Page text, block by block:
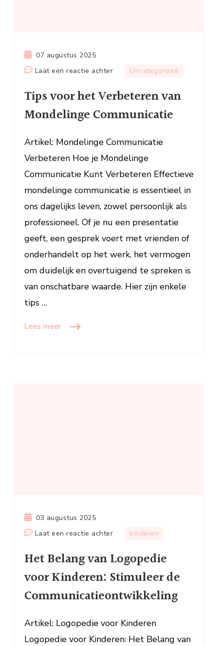
07 augustus 2025
Laat een reactie achterop
voor
Verbeteren
Mondelinge
Communicatie
Uncategorized
Tips voor het Verbeteren van
Mondelinge Communicatie
Artikel: Mondelinge Communicatie
Verbeteren Hoe je Mondelinge
Communicatie Kunt Verbeteren Effectieve
mondelinge communicatie is essentieel in
ons dagelijks leven, zowel persoonlijk als
professioneel. Of je nu een presentatie
geeft, een gesprek voert met vrienden of
onderhandelt op het werk, het vermogen
om duidelijk en overtuigend te spreken is
van onschatbare waarde. Hier zijn enkele
tips …
Lees meer
03 augustus 2025
Laat een reactie achterop
Belang
van
Logopedie
voor
Stimuleer
kinderen
Het Belang van Logopedie
voor Kinderen: Stimuleer de
Communicatieontwikkeling
Artikel: Logopedie voor Kinderen
Logopedie voor Kinderen: Het Belang van